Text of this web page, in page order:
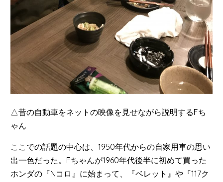
△昔の自動車をネットの映像を見せながら説明するFち
ゃん
ここでの話題の中心は、1950年代からの自家用車の思い
出一色だった。Fちゃんが1960年代後半に初めて買った
ホンダの『Nコロ』に始まって、『ベレット』や『117ク